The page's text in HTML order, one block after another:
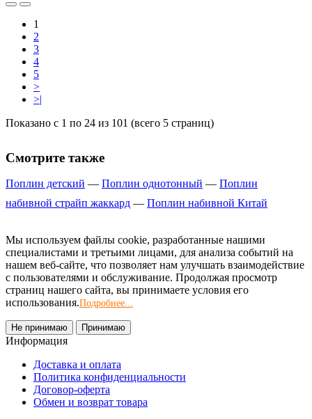
1
2
3
4
5
>
>|
Показано с 1 по 24 из 101 (всего 5 страниц)
Смотрите также
Поплин детский — Поплин однотонный — Поплин
набивной страйп жаккард — Поплин набивной Китай
Мы используем файлы cookie, разработанные нашими
специалистами и третьими лицами, для анализа событий на
нашем веб-сайте, что позволяет нам улучшать взаимодействие
с пользователями и обслуживание. Продолжая просмотр
страниц нашего сайта, вы принимаете условия его
использования.Подробнее...
Не принимаю Принимаю
Информация
Доставка и оплата
Политика конфиденциальности
Договор-оферта
Обмен и возврат товара